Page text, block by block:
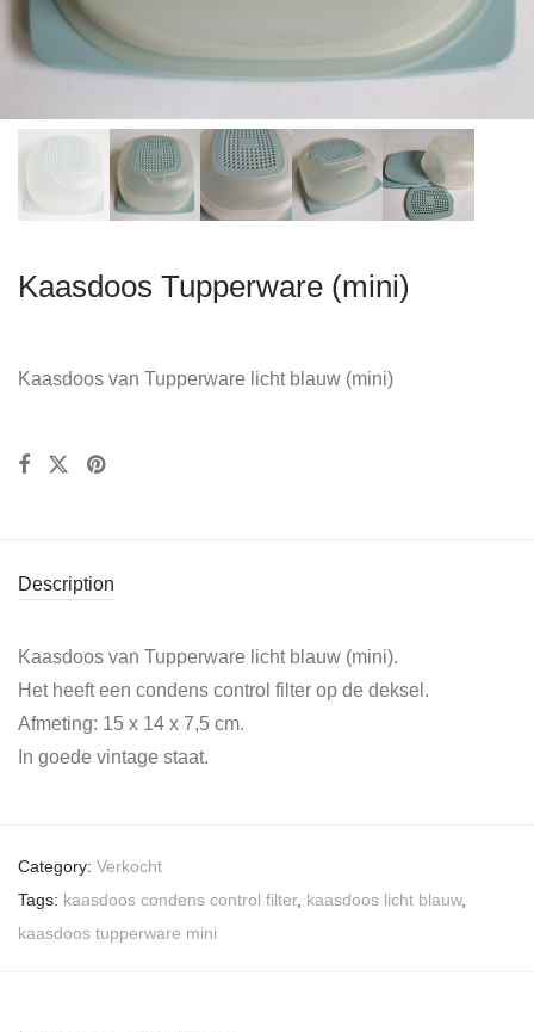
Kaasdoos Tupperware (mini)
Kaasdoos van Tupperware licht blauw (mini)
Description
Kaasdoos van Tupperware licht blauw (mini).
Het heeft een condens control filter op de deksel.
Afmeting: 15 x 14 x 7,5 cm.
In goede vintage staat.
Category: Verkocht
Tags: kaasdoos condens control filter, kaasdoos licht blauw,
kaasdoos tupperware mini